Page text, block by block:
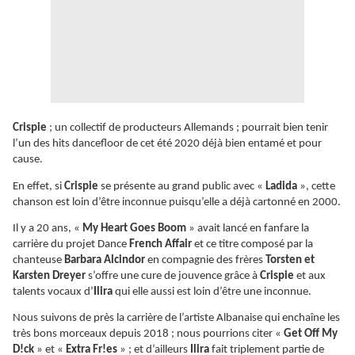
Crispie ; un collectif de producteurs Allemands ; pourrait bien tenir
l’un des hits dancefloor de cet été 2020 déjà bien entamé et pour
cause.
En effet, si Crispie se présente au grand public avec « Ladida », cette
chanson est loin d’être inconnue puisqu’elle a déjà cartonné en 2000.
Il y a 20 ans, « My Heart Goes Boom » avait lancé en fanfare la
carrière du projet Dance French Affair et ce titre composé par la
chanteuse Barbara Alcindor en compagnie des frères Torsten et
Karsten Dreyer s’offre une cure de jouvence grâce à Crispie et aux
talents vocaux d’ Ilira qui elle aussi est loin d’être une inconnue.
Nous suivons de près la carrière de l’artiste Albanaise qui enchaîne les
très bons morceaux depuis 2018 ; nous pourrions citer « Get Off My
D!ck » et « Extra Fr!es » ; et d’ailleurs Ilira fait triplement partie de